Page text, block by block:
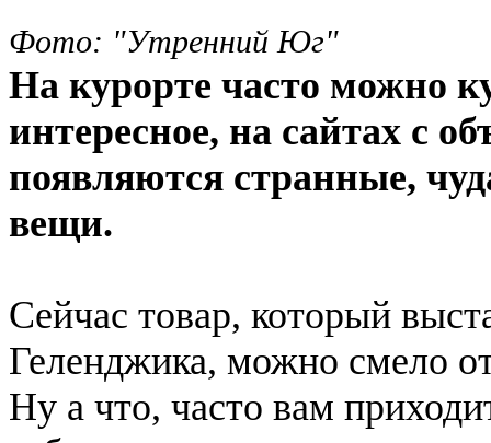
Фото: "Утренний Юг"
На курорте часто можно
интересное, на сайтах с
появляются странные,
вещи.
Сейчас товар, который
Геленджика, можно смело
Ну а что, часто вам